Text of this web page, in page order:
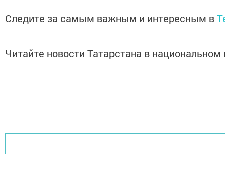
Следите за самым важным и интересным в
Читайте новости Татарстана в